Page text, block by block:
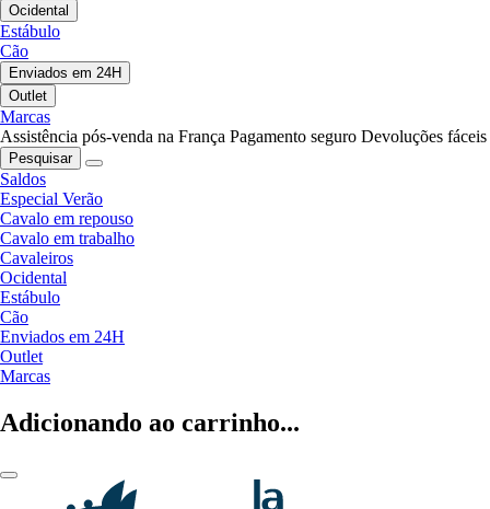
Ocidental
Estábulo
Cão
Enviados em 24H
Outlet
Marcas
Assistência pós-venda na França Pagamento seguro Devoluções fáceis
Pesquisar
Saldos
Especial Verão
Cavalo em repouso
Cavalo em trabalho
Cavaleiros
Ocidental
Estábulo
Cão
Enviados em 24H
Outlet
Marcas
Adicionando ao carrinho...